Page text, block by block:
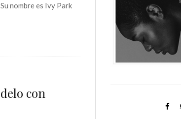
nombre es Ivy Park
con